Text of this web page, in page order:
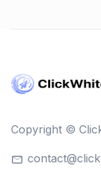
Copyright ©